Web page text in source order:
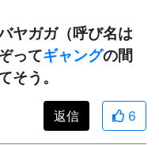
ヤガガ（呼び名は
ってギャングの間
そう。
返信 6